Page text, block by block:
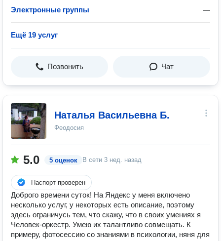
Электронные группы —
Ещё 19 услуг
Позвонить Чат
Наталья Васильевна Б.
Феодосия
5.0 5 оценок В сети 3 нед. назад
Паспорт проверен
Доброго времени суток! На Яндекс у меня включено
несколько услуг, у некоторых есть описание, поэтому
здесь ограничусь тем, что скажу, что в своих умениях я
Человек-оркестр. Умею их талантливо совмещать. К
примеру, фотосессию со знаниями в психологии, няня для